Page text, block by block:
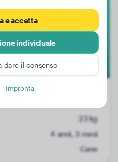
23 kg
4 anni, 3 mesi
Cane
e accetta
individuale
dare il consenso
Impronta